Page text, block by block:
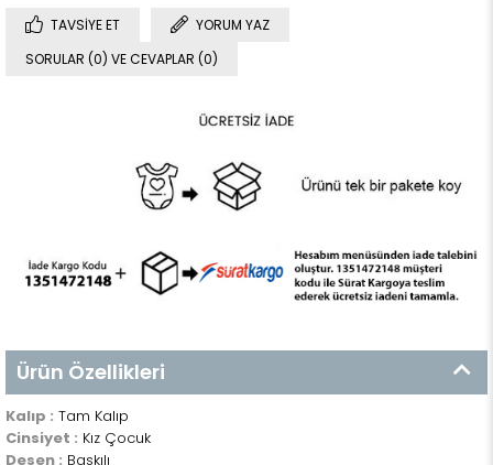
TAVSIYE ET
YORUM YAZ
SORULAR (0) VE CEVAPLAR (0)
Ürün Özellikleri
Kalıp : Tam Kalıp
Cinsiyet : Kız Çocuk
Desen : Baskılı